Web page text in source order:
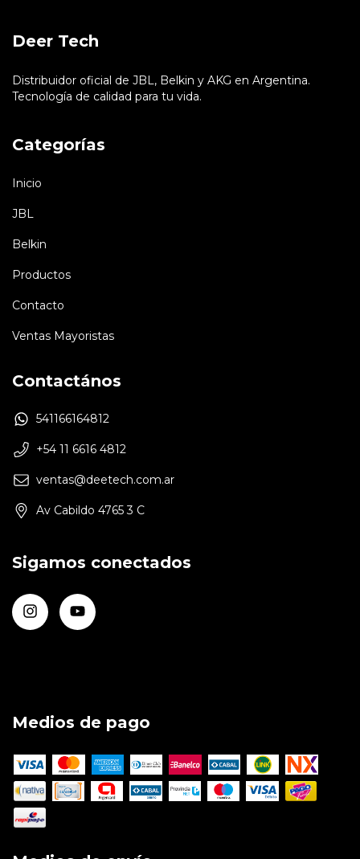
Deer Tech
Distribuidor oficial de JBL, Belkin y AKG en Argentina.
Tecnología de calidad para tu vida.
Categorías
Inicio
JBL
Belkin
Productos
Contacto
Ventas Mayoristas
Contactános
541166164812
+54 11 6616 4812
ventas@deetech.com.ar
Av Cabildo 4765 3 C
Sigamos conectados
Medios de pago